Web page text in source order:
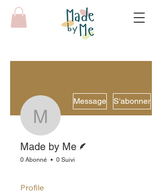
Made by Me
Message S'abonner
Made by Me
0 Abonné 0 Suivi
Profile